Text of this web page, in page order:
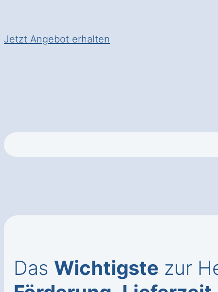
Jetzt Angebot erhalten
Das Wichtigste zur